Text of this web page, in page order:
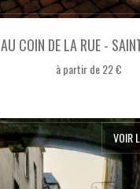
AU COIN DE LA RUE -
à partir de 22 €
VOIR